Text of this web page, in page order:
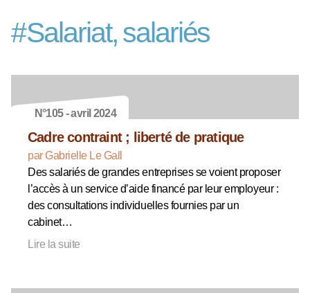
#Salariat, salariés
N°105 - avril 2024
Cadre contraint ; liberté de pratique
par Gabrielle Le Gall
Des salariés de grandes entreprises se voient proposer
l’accès à un service d’aide financé par leur employeur :
des consultations individuelles fournies par un
cabinet…
Lire la suite